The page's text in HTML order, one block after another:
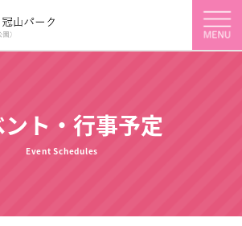
ト・行事予定
Event Schedules